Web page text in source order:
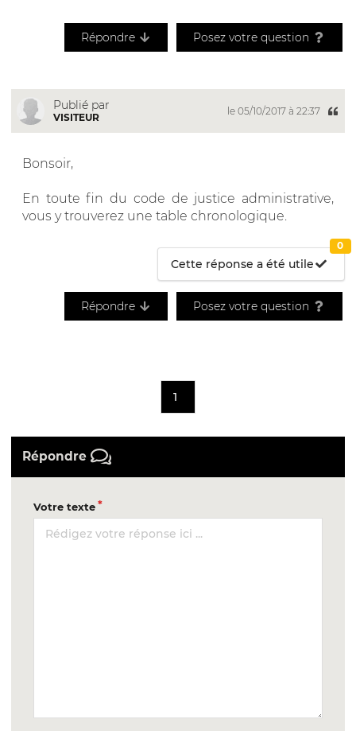
Répondre Posez votre question
Publié par
VISITEUR
le 05/10/2017 à 22:37
Bonsoir,
En toute fin du code de justice administrative,
vous y trouverez une table chronologique.
Cette réponse a été utile
0
Répondre Posez votre question
1
Répondre
Votre texte